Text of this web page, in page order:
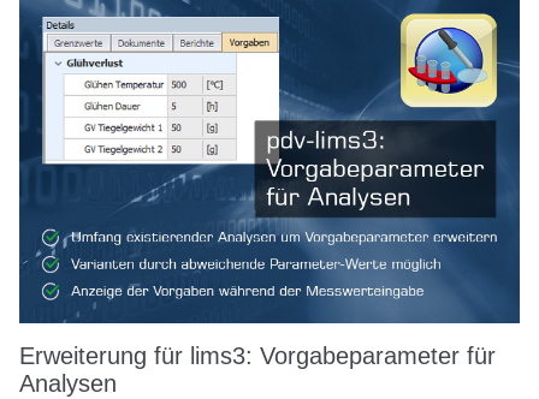
Erweiterung für lims3: Vorgabeparameter für
Analysen